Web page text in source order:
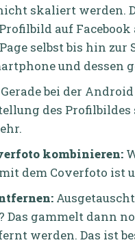
skaliert werden.
auf
selbst bis hin
und dessen
Gerade bei der
des
kombinieren:
dem Coverfoto ist
Das gammelt dann
werden. Das ist